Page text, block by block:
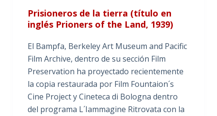
Prisioneros de la tierra (título en
inglés Prioners of the Land, 1939)
El Bampfa, Berkeley Art Museum and Pacific
Film Archive, dentro de su sección Film
Preservation ha proyectado recientemente
la copia restaurada por Film Fountaion´s
Cine Project y Cineteca di Bologna dentro
del programa L´Iammagine Ritrovata con la